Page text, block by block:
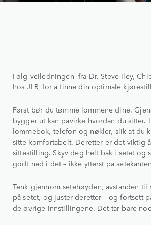
Følg veiledningen fra Dr. Steve Iley,
hos JLR, for å finne din optimale
Først bør du tømme lommene dine.
bygger ut kan påvirke hvordan du sitter.
lommebok, telefon og nøkler, slik at du
sitte komfortabelt. Deretter er det viktig
sittestilling. Skyv deg helt bak i setet og
godt ned i det – ikke ytterst på
Tenk gjennom setehøyden, avstanden til
på setet, og juster deretter – og fortsett
de øvrige innstillingene. Det tar bare